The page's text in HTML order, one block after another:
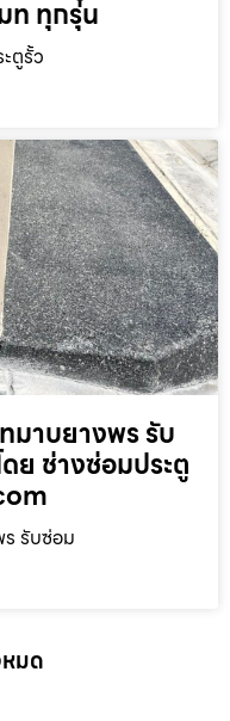
ท ทุกรุ่น
ตูรั้ว
มาบยางพร รับ
ย ช่างซ่อมประตู
ร รับซ่อม
มด